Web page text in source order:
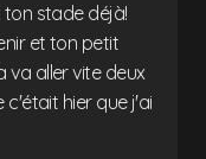
ton stade déjà!
et ton petit
va aller vite deux
c'était hier que j'ai